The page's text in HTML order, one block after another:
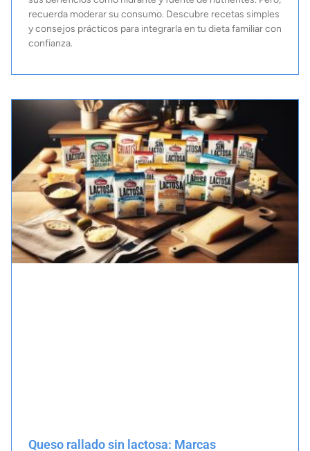
recuerda moderar su consumo. Descubre recetas simples
y consejos prácticos para integrarla en tu dieta familiar con
confianza.
Queso rallado sin lactosa: Marcas